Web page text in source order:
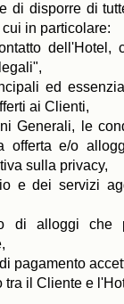
di disporre di
in particolare:
dell'Hotel,
ed
ai Clienti,
Generali, le
offerta e/o
sulla privacy,
e dei servizi
di alloggi che
pagamento
tra il Cliente e